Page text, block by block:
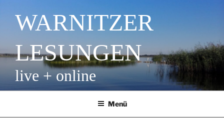
Inhalt
springenWARNITZER
LESUNGEN
live + online
Menü